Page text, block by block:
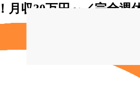
収30万円～／完全週